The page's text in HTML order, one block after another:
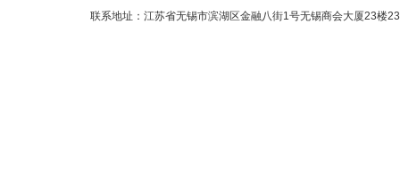
联系地址：江苏省无锡市滨湖区金融八街1号无锡商会大厦23楼